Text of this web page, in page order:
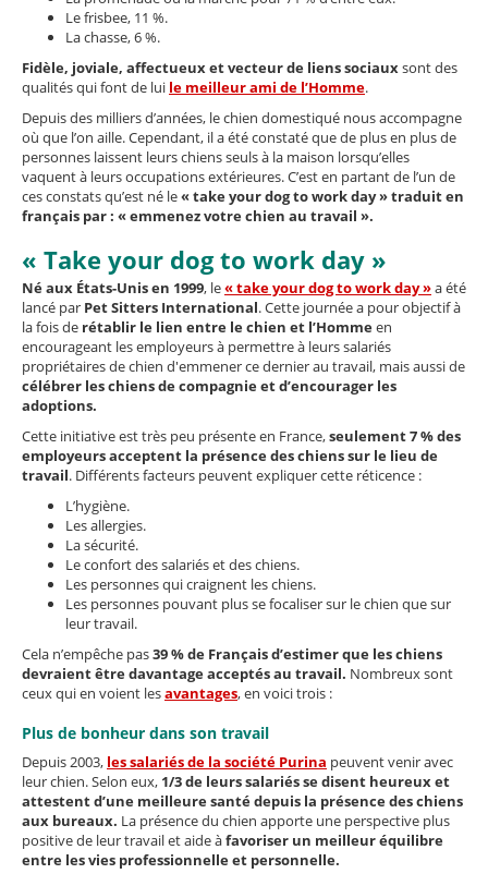
Le frisbee, 11 %.
La chasse, 6 %.
Fidèle, joviale, affectueux et vecteur de liens sociauxsont des
qualités qui font de lui le meilleur ami de l’Homme.
Depuis des milliers d’années, le chien domestiqué nous accompagne
où que l’on aille. Cependant, il a été constaté que de plus en plus de
personnes laissent leurs chiens seuls à la maison lorsqu’elles
vaquent à leurs occupations extérieures. C’est en partant de l’un de
ces constats qu’est né le« take your dog to work day » traduit en
français par : « emmenez votre chien au travail ».
« Take your dog to work day »
Né aux États-Unis en 1999, le« take your dog to work day »a été
lancé par Pet Sitters International. Cette journée a pour objectif à
la fois de rétablir le lien entre le chien et l’Hommeen
encourageant les employeurs à permettre à leurs salariés
propriétaires de chien d'emmener ce dernier au travail, mais aussi de
célébrer les chiens de compagnie et d’encourager les
adoptions.
Cette initiative est très peu présente en France,seulement 7 % des
employeurs acceptent la présence des chiens sur le lieu de
travail. Différents facteurs peuvent expliquer cette réticence :
L’hygiène.
Les allergies.
La sécurité.
Le confort des salariés et des chiens.
Les personnes qui craignent les chiens.
Les personnes pouvant plus se focaliser sur le chien que sur
leur travail.
Cela n’empêche pas39 % de Français d’estimer que les chiens
devraient être davantage acceptés au travail. Nombreux sont
ceux qui en voient lesavantages, en voici trois :
Plus de bonheur dans son travail
Depuis 2003, les salariés de la société Purina peuvent venir avec
leur chien. Selon eux, 1/3 de leurs salariés se disent heureux et
attestent d’une meilleure santé depuis la présence des chiens
aux bureaux. La présence du chien apporte une perspective plus
positive de leur travail et aide àfavoriser un meilleur équilibre
entre les vies professionnelle et personnelle.